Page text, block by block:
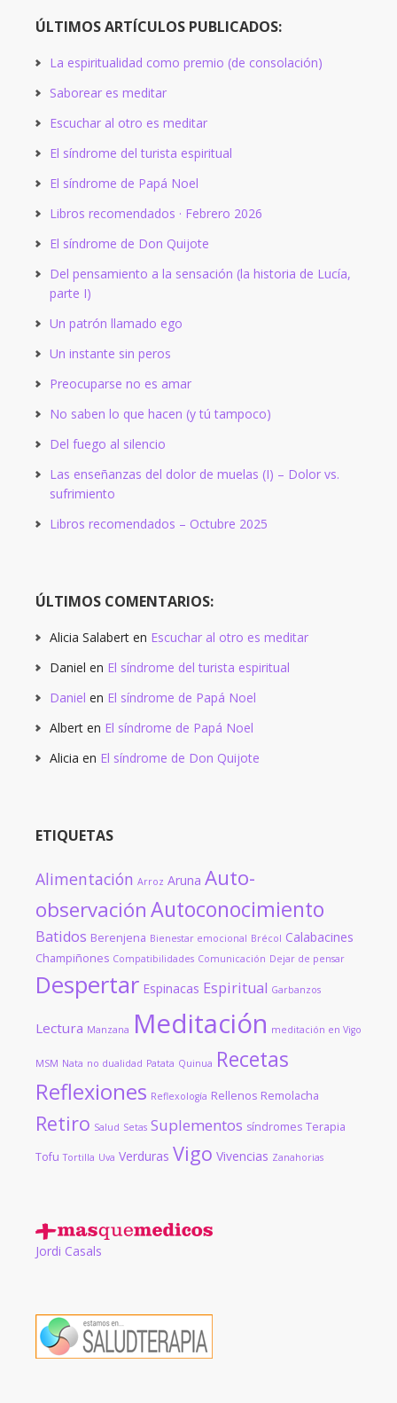
ÚLTIMOS ARTÍCULOS PUBLICADOS:
La espiritualidad como premio (de consolación)
Saborear es meditar
Escuchar al otro es meditar
El síndrome del turista espiritual
El síndrome de Papá Noel
Libros recomendados · Febrero 2026
El síndrome de Don Quijote
Del pensamiento a la sensación (la historia de Lucía,
parte I)
Un patrón llamado ego
Un instante sin peros
Preocuparse no es amar
No saben lo que hacen (y tú tampoco)
Del fuego al silencio
Las enseñanzas del dolor de muelas (I) – Dolor vs.
sufrimiento
Libros recomendados – Octubre 2025
ÚLTIMOS COMENTARIOS:
Alicia Salabert en Escuchar al otro es meditar
Daniel en El síndrome del turista espiritual
Daniel en El síndrome de Papá Noel
Albert en El síndrome de Papá Noel
Alicia en El síndrome de Don Quijote
ETIQUETAS
Alimentación Arroz Aruna Auto-
observaciónAutoconocimiento
Batidos Berenjena Bienestar emocional Brécol Calabacines
Champiñones Compatibilidades Comunicación Dejar de pensar
Despertar Espinacas Espiritual Garbanzos
Lectura Manzana Meditación meditación en Vigo
MSM Nata no dualidad Patata Quinua Recetas
Reflexiones Reflexología Rellenos Remolacha
Retiro Salud Setas Suplementos síndromes Terapia
Tofu Tortilla Uva Verduras Vigo Vivencias Zanahorias
Jordi Casals